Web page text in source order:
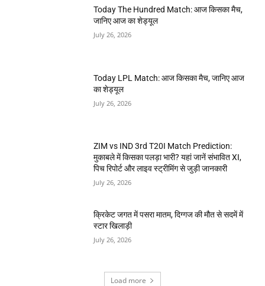
Today The Hundred Match: आज किसका मैच,
जानिए आज का शेड्यूल
July 26, 2026
Today LPL Match: आज किसका मैच, जानिए आज
का शेड्यूल
July 26, 2026
ZIM vs IND 3rd T20I Match Prediction:
मुकाबले में किसका पलड़ा भारी? यहां जानें संभावित XI,
पिच रिपोर्ट और लाइव स्ट्रीमिंग से जुड़ी जानकारी
July 26, 2026
क्रिकेट जगत में पसरा मातम, दिग्गज की मौत से सदमें में
स्टार खिलाड़ी
July 26, 2026
Load more